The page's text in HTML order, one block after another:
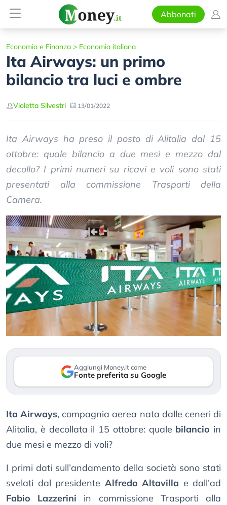
Abbonati
Economia e Finanza > Economia italiana
Ita Airways: un primo
bilancio tra luci e ombre
Violetta Silvestri 13/01/2022
Ita Airways ha preso il posto di Alitalia dal 15
ottobre: quale bilancio a due mesi e mezzo dal
decollo? I primi numeri su ricavi e voli sono stati
presentati alla commissione Trasporti della
Camera.
Aggiungi Money.it come
Fonte preferita su Google
Ita Airways, compagnia aerea nata dalle ceneri di
Alitalia, è decollata il 15 ottobre: quale bilancio in
due mesi e mezzo di voli?
I primi dati sull’andamento della società sono stati
svelati dal presidente Alfredo Altavilla e dall’ad
Fabio Lazzerini in commissione Trasporti alla